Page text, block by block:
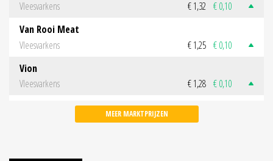
Vleesvarkens € 1,32 € 0,10
Van Rooi Meat
Vleesvarkens
€ 1,25 € 0,10
Vion
Vleesvarkens
€ 1,28 € 0,10
MEER MARKTPRIJZEN